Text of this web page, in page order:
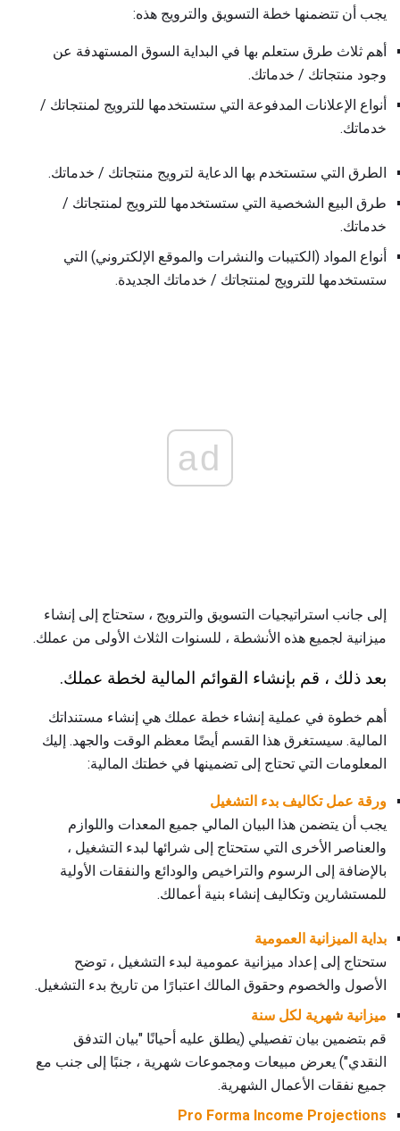
يجب أن تتضمنها خطة التسويق والترويج هذه:
أهم ثلاث طرق ستعلم بها في البداية السوق المستهدفة عن
وجود منتجاتك / خدماتك.
أنواع الإعلانات المدفوعة التي ستستخدمها للترويج لمنتجاتك /
خدماتك.
الطرق التي ستستخدم بها الدعاية لترويج منتجاتك / خدماتك.
طرق البيع الشخصية التي ستستخدمها للترويج لمنتجاتك /
خدماتك.
أنواع المواد (الكتيبات والنشرات والموقع الإلكتروني) التي
ستستخدمها للترويج لمنتجاتك / خدماتك الجديدة.
ad
إلى جانب استراتيجيات التسويق والترويج ، ستحتاج إلى إنشاء
ميزانية لجميع هذه الأنشطة ، للسنوات الثلاث الأولى من عملك.
بعد ذلك ، قم بإنشاء القوائم المالية لخطة عملك.
أهم خطوة في عملية إنشاء خطة عملك هي إنشاء مستنداتك
المالية. سيستغرق هذا القسم أيضًا معظم الوقت والجهد. إليك
المعلومات التي تحتاج إلى تضمينها في خطتك المالية:
ورقة عمل تكاليف بدء التشغيل
يجب أن يتضمن هذا البيان المالي جميع المعدات واللوازم
والعناصر الأخرى التي ستحتاج إلى شرائها لبدء التشغيل ،
بالإضافة إلى الرسوم والتراخيص والودائع والنفقات الأولية
للمستشارين وتكاليف إنشاء بنية أعمالك.
بداية الميزانية العمومية
ستحتاج إلى إعداد ميزانية عمومية لبدء التشغيل ، توضح
الأصول والخصوم وحقوق المالك اعتبارًا من تاريخ بدء التشغيل.
ميزانية شهرية لكل سنة
قم بتضمين بيان تفصيلي (يطلق عليه أحيانًا "بيان التدفق
النقدي") يعرض مبيعات ومجموعات شهرية ، جنبًا إلى جنب مع
جميع نفقات الأعمال الشهرية.
Pro Forma Income Projections